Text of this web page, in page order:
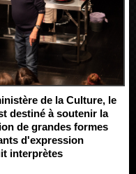
de la Culture, le
destiné à soutenir la
de grandes formes
d'expression
interprètes